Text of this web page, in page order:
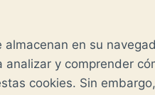
en su
y comprender
cookies. Sin